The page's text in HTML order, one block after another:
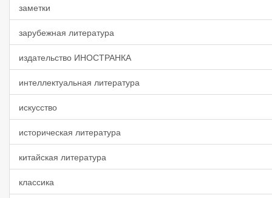
заметки
зарубежная литература
издательство ИНОСТРАНКА
интеллектуальная литература
искусство
историческая литература
китайская литература
классика